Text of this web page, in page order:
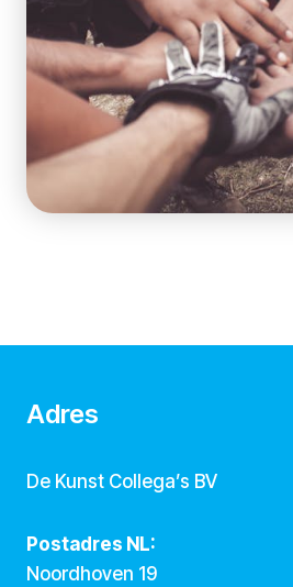
Adres
De Kunst Collega’s BV
Postadres NL:
Noordhoven 19